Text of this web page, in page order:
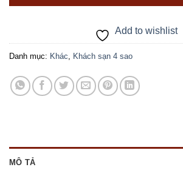
Add to wishlist
Danh mục: Khác Khách sạn 4 sao
MÔ TẢ